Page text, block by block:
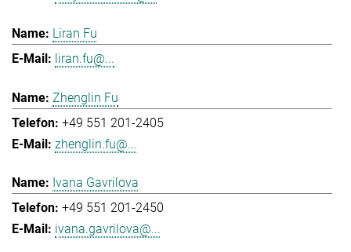
Liran Fu
liran.fu@...
Zhenglin Fu
+49 551 201-2405
zhenglin.fu@...
Ivana Gavrilova
+49 551 201-2450
ivana.gavrilova@...